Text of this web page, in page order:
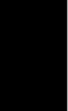
esta película